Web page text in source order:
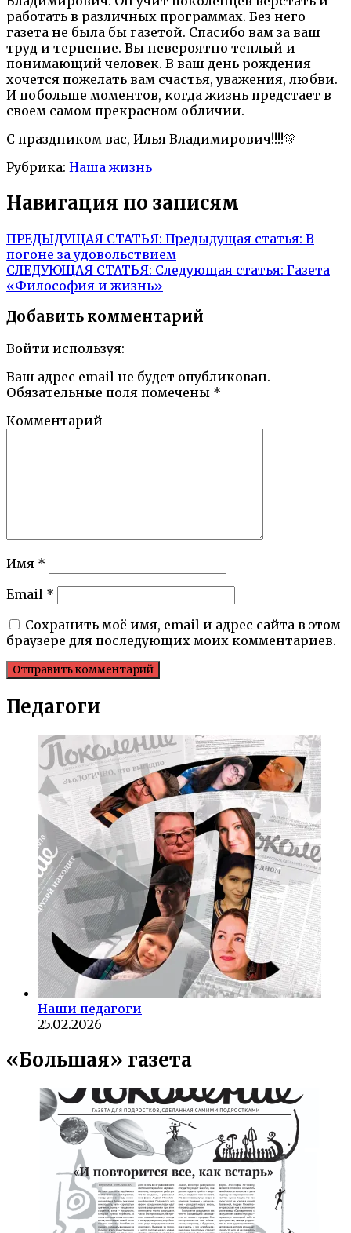
работать в различных программах. Без него
газета не была бы газетой. Спасибо вам за ваш
труд и терпение. Вы невероятно теплый и
понимающий человек. В ваш день рождения
хочется пожелать вам счастья, уважения, любви.
И побольше моментов, когда жизнь предстает в
своем самом прекрасном обличии.
С праздником вас, Илья Владимирович!!!!🎊
Рубрика: Наша жизнь
Навигация по записям
ПРЕДЫДУЩАЯ СТАТЬЯ: Предыдущая статья: В
погоне за удовольствием
СЛЕДУЮЩАЯ СТАТЬЯ: Следующая статья: Газета
«Философия и жизнь»
Добавить комментарий
Войти используя:
Ваш адрес email не будет опубликован.
Обязательные поля помечены *
Комментарий
Имя *
Email *
Сохранить моё имя, email и адрес сайта в этом
браузере для последующих моих комментариев.
Педагоги
Наши педагоги
25.02.2026
«Большая» газета